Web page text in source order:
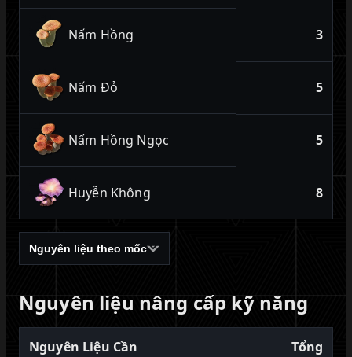
Nấm Hồng 3
Nấm Đỏ 5
Nấm Hồng Ngọc 5
Huyễn Không 8
Nguyên liệu theo mốc
Nguyên liệu nâng cấp kỹ năng
Nguyên Liệu Cần Tổng